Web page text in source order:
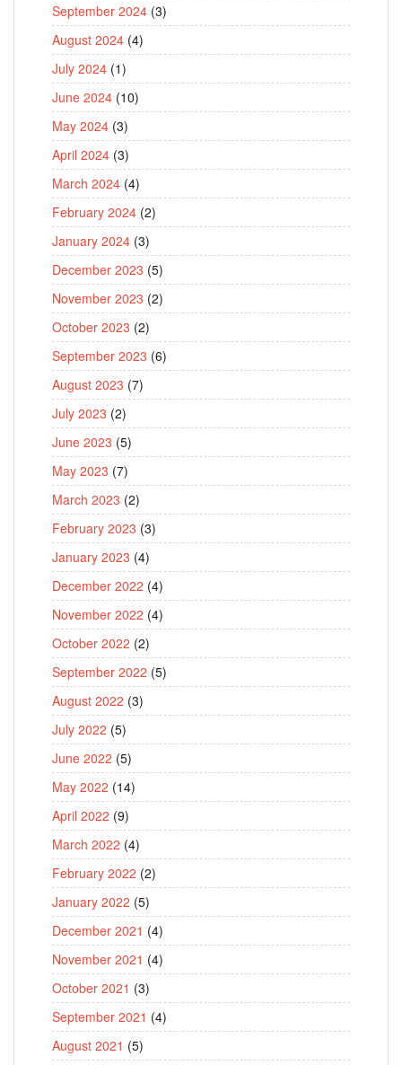
September 2024 (3)
August 2024 (4)
July 2024 (1)
June 2024 (10)
May 2024 (3)
April 2024 (3)
March 2024 (4)
February 2024 (2)
January 2024 (3)
December 2023 (5)
November 2023 (2)
October 2023 (2)
September 2023 (6)
August 2023 (7)
July 2023 (2)
June 2023 (5)
May 2023 (7)
March 2023 (2)
February 2023 (3)
January 2023 (4)
December 2022 (4)
November 2022 (4)
October 2022 (2)
September 2022 (5)
August 2022 (3)
July 2022 (5)
June 2022 (5)
May 2022 (14)
April 2022 (9)
March 2022 (4)
February 2022 (2)
January 2022 (5)
December 2021 (4)
November 2021 (4)
October 2021 (3)
September 2021 (4)
August 2021 (5)